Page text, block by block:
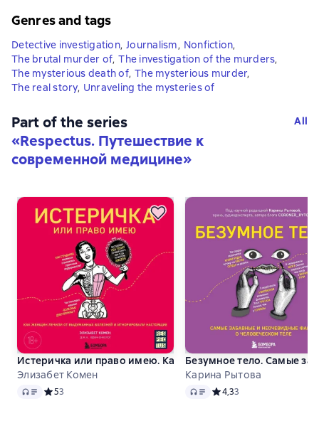
Genres and tags
Detective investigation, Journalism, Nonfiction,
The brutal murder of, The investigation of the murders,
The mysterious death of, The mysterious murder,
The real story, Unraveling the mysteries of
Part of the series
«Respectus. Путешествие к
современной медицине»
All
Истеричка или право имею. Как женщин лечили от
Элизабет Комен
Audio Средний рейтинг 5 на основе 3 оценок
53
Безумное тело. Самые
Карина Рытова
Audio Средний рейтинг 4,3 на
4,33